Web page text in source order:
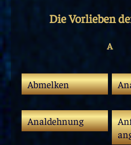
Die Vorlieben
A
Abmelken
Analdehnung